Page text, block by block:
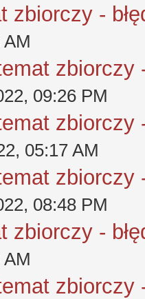
zbiorczy -
zbiorczy
09:26 PM
zbiorczy
05:17 AM
zbiorczy
08:48 PM
zbiorczy -
zbiorczy